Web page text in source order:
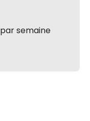
semaine